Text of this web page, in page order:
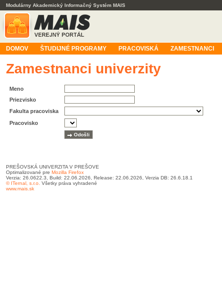
Modulárny Akademický Informačný Systém MAIS
DOMOV ŠTUDIJNÉ PROGRAMY PRACOVISKÁ ZAMESTNANCI
Zamestnanci univerzity
Meno
Priezvisko
Fakulta pracoviska
Pracovisko
PREŠOVSKÁ UNIVERZITA V PREŠOVE
Optimalizované pre Mozilla Firefox
Verzia: 26.0622.3, Build: 22.06.2026, Release: 22.06.2026, Verzia DB: 26.6.18.1
© ITernal, s.r.o. Všetky práva vyhradené
www.mais.sk